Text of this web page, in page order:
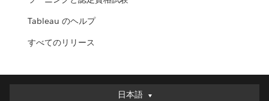
Tableau のヘルプ
すべてのリリース
日本語
日本語